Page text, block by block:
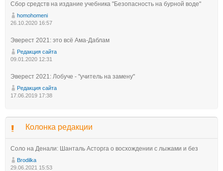
Сбор средств на издание учебника "Безопасность на бурной воде"
homohomeni
26.10.2020 16:57
Эверест 2021: это всё Ама-Даблам
Редакция сайта
09.01.2020 12:31
Эверест 2021: Лобуче - "учитель на замену"
Редакция сайта
17.06.2019 17:38
Колонка редакции
Соло на Денали: Шанталь Асторга о восхождении с лыжами и без
Brodilka
29.06.2021 15:53